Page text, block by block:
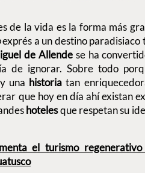
de la vida es la forma más
exprés a un destino paradisiaco
de Allende se ha
de ignorar. Sobre todo
y una historia tan
que hoy en día ahí existan
hotelesque respetan su
el turismo